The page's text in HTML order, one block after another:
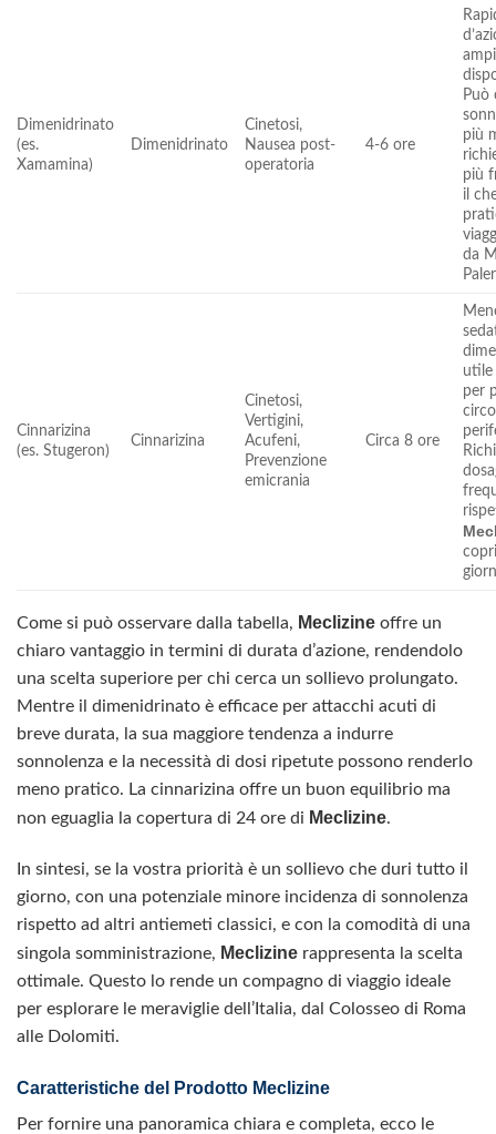
Dimenidrinato
(es.
Xamamina)
Dimenidrinato
Cinetosi,
Nausea post-
operatoria
4-6 ore
Può
più
più
il
da
Cinnarizina
(es. Stugeron)
Cinnarizina
Cinetosi,
Vertigini,
Acufeni,
Prevenzione
emicrania
Circa 8 ore
utile
per
Come si può osservare dalla tabella, Meclizine offre un
chiaro vantaggio in termini di durata d’azione, rendendolo
una scelta superiore per chi cerca un sollievo prolungato.
Mentre il dimenidrinato è efficace per attacchi acuti di
breve durata, la sua maggiore tendenza a indurre
sonnolenza e la necessità di dosi ripetute possono renderlo
meno pratico. La cinnarizina offre un buon equilibrio ma
non eguaglia la copertura di 24 ore di Meclizine.
In sintesi, se la vostra priorità è un sollievo che duri tutto il
giorno, con una potenziale minore incidenza di sonnolenza
rispetto ad altri antiemeti classici, e con la comodità di una
singola somministrazione, Meclizine rappresenta la scelta
ottimale. Questo lo rende un compagno di viaggio ideale
per esplorare le meraviglie dell’Italia, dal Colosseo di Roma
alle Dolomiti.
Caratteristiche del Prodotto Meclizine
Per fornire una panoramica chiara e completa, ecco le